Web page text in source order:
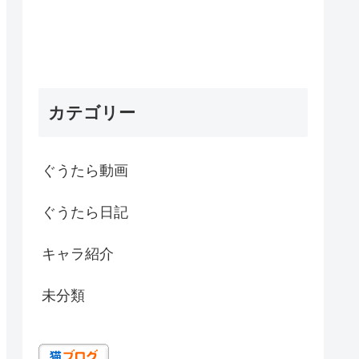
カテゴリー
ぐうたら動画
ぐうたら日記
キャラ紹介
未分類